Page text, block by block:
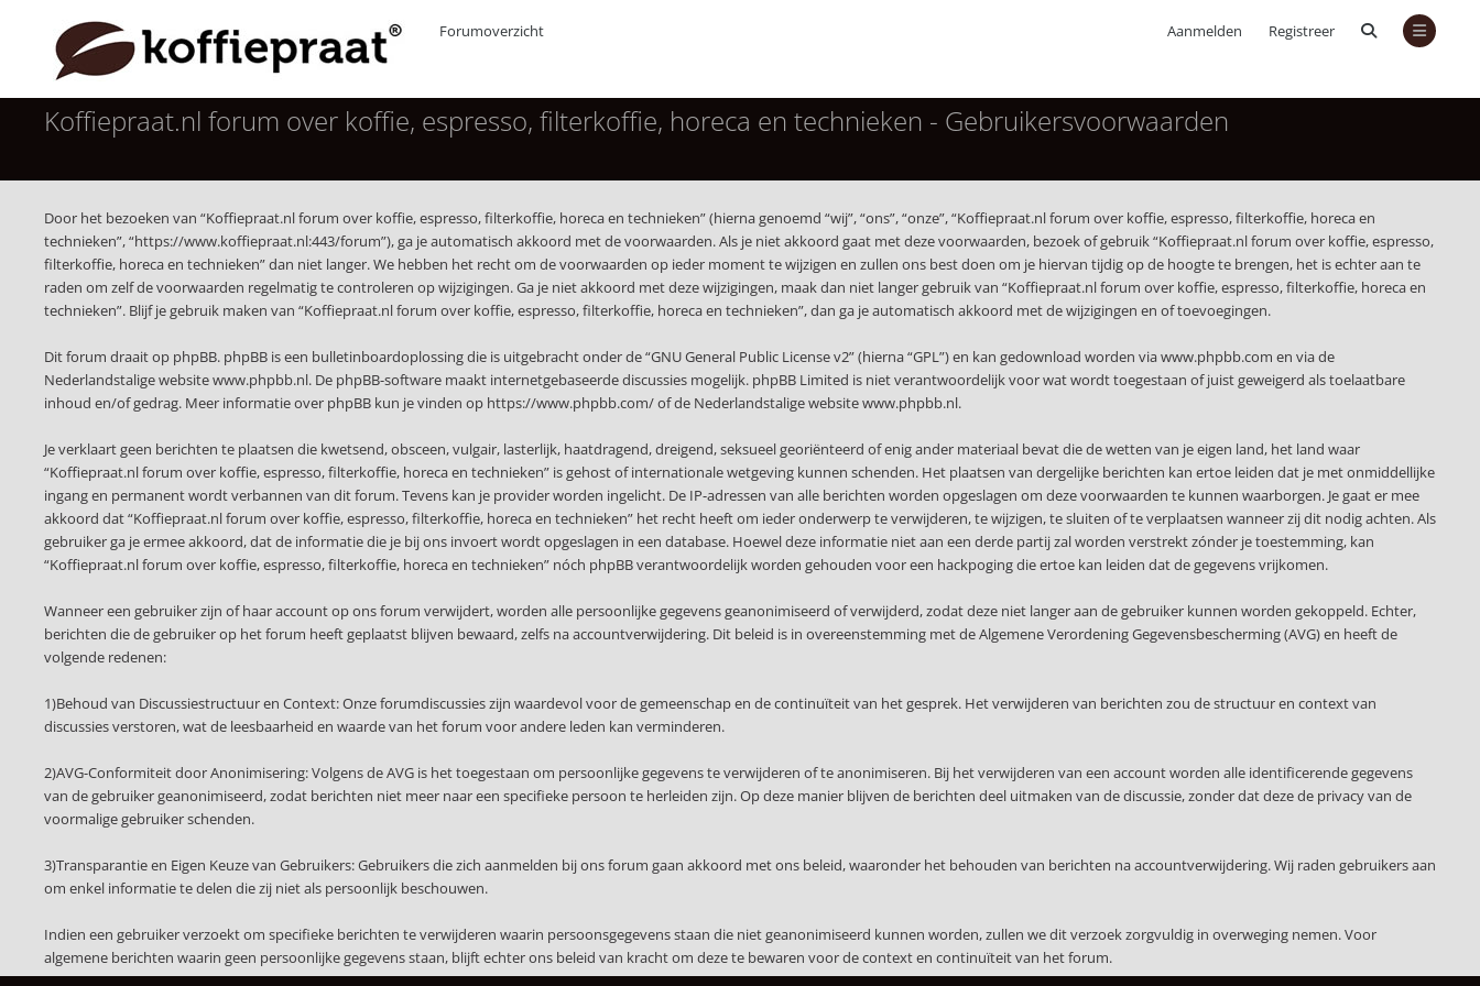
Aanmelden Registreer
Forumoverzicht
Koffiepraat.nl forum over koffie, espresso, filterkoffie, horeca en technieken - Gebruikersvoorwaarden
Door het bezoeken van “Koffiepraat.nl forum over koffie, espresso, filterkoffie, horeca en technieken” (hierna genoemd “wij”, “ons”, “onze”, “Koffiepraat.nl forum over koffie, espresso, filterkoffie, horeca en
technieken”, “https://www.koffiepraat.nl:443/forum”), ga je automatisch akkoord met de voorwaarden. Als je niet akkoord gaat met deze voorwaarden, bezoek of gebruik “Koffiepraat.nl forum over koffie, espresso,
filterkoffie, horeca en technieken” dan niet langer. We hebben het recht om de voorwaarden op ieder moment te wijzigen en zullen ons best doen om je hiervan tijdig op de hoogte te brengen, het is echter aan te
raden om zelf de voorwaarden regelmatig te controleren op wijzigingen. Ga je niet akkoord met deze wijzigingen, maak dan niet langer gebruik van “Koffiepraat.nl forum over koffie, espresso, filterkoffie, horeca en
technieken”. Blijf je gebruik maken van “Koffiepraat.nl forum over koffie, espresso, filterkoffie, horeca en technieken”, dan ga je automatisch akkoord met de wijzigingen en of toevoegingen.
Dit forum draait op phpBB. phpBB is een bulletinboardoplossing die is uitgebracht onder de “GNU General Public License v2” (hierna “GPL”) en kan gedownload worden viawww.phpbb.com en via de
Nederlandstalige websitewww.phpbb.nl. De phpBB-software maakt internetgebaseerde discussies mogelijk. phpBB Limited is niet verantwoordelijk voor wat wordt toegestaan of juist geweigerd als toelaatbare
inhoud en/of gedrag. Meer informatie over phpBB kun je vinden op https://www.phpbb.com/of de Nederlandstalige websitewww.phpbb.nl.
Je verklaart geen berichten te plaatsen die kwetsend, obsceen, vulgair, lasterlijk, haatdragend, dreigend, seksueel georiënteerd of enig ander materiaal bevat die de wetten van je eigen land, het land waar
“Koffiepraat.nl forum over koffie, espresso, filterkoffie, horeca en technieken” is gehost of internationale wetgeving kunnen schenden. Het plaatsen van dergelijke berichten kan ertoe leiden dat je met onmiddellijke
ingang en permanent wordt verbannen van dit forum. Tevens kan je provider worden ingelicht. De IP-adressen van alle berichten worden opgeslagen om deze voorwaarden te kunnen waarborgen. Je gaat er mee
akkoord dat “Koffiepraat.nl forum over koffie, espresso, filterkoffie, horeca en technieken” het recht heeft om ieder onderwerp te verwijderen, te wijzigen, te sluiten of te verplaatsen wanneer zij dit nodig achten. Als
gebruiker ga je ermee akkoord, dat de informatie die je bij ons invoert wordt opgeslagen in een database. Hoewel deze informatie niet aan een derde partij zal worden verstrekt zónder je toestemming, kan
“Koffiepraat.nl forum over koffie, espresso, filterkoffie, horeca en technieken” nóch phpBB verantwoordelijk worden gehouden voor een hackpoging die ertoe kan leiden dat de gegevens vrijkomen.
Wanneer een gebruiker zijn of haar account op ons forum verwijdert, worden alle persoonlijke gegevens geanonimiseerd of verwijderd, zodat deze niet langer aan de gebruiker kunnen worden gekoppeld. Echter,
berichten die de gebruiker op het forum heeft geplaatst blijven bewaard, zelfs na accountverwijdering. Dit beleid is in overeenstemming met de Algemene Verordening Gegevensbescherming (AVG) en heeft de
volgende redenen:
1)Behoud van Discussiestructuur en Context: Onze forumdiscussies zijn waardevol voor de gemeenschap en de continuïteit van het gesprek. Het verwijderen van berichten zou de structuur en context van
discussies verstoren, wat de leesbaarheid en waarde van het forum voor andere leden kan verminderen.
2)AVG-Conformiteit door Anonimisering: Volgens de AVG is het toegestaan om persoonlijke gegevens te verwijderen of te anonimiseren. Bij het verwijderen van een account worden alle identificerende gegevens
van de gebruiker geanonimiseerd, zodat berichten niet meer naar een specifieke persoon te herleiden zijn. Op deze manier blijven de berichten deel uitmaken van de discussie, zonder dat deze de privacy van de
voormalige gebruiker schenden.
3)Transparantie en Eigen Keuze van Gebruikers: Gebruikers die zich aanmelden bij ons forum gaan akkoord met ons beleid, waaronder het behouden van berichten na accountverwijdering. Wij raden gebruikers aan
om enkel informatie te delen die zij niet als persoonlijk beschouwen.
Indien een gebruiker verzoekt om specifieke berichten te verwijderen waarin persoonsgegevens staan die niet geanonimiseerd kunnen worden, zullen we dit verzoek zorgvuldig in overweging nemen. Voor
algemene berichten waarin geen persoonlijke gegevens staan, blijft echter ons beleid van kracht om deze te bewaren voor de context en continuïteit van het forum.